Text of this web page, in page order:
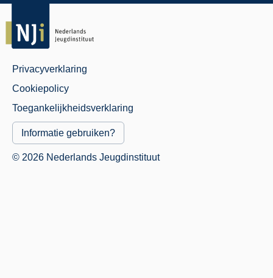
Juridisch
Menu
Privacyverklaring
Cookiepolicy
Toegankelijkheidsverklaring
Informatie gebruiken?
© 2026 Nederlands Jeugdinstituut